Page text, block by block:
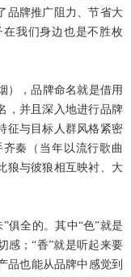
品牌推广阻力、节省大
我们身边也是不胜枚
），品牌命名就是借用
，并且深入地进行品牌
征与目标人群风格紧密
秦（当年以流行歌曲
狼与彼狼相互映衬、大
俱全的。其中“色”就是
感；“香”就是听起来要
品也能从品牌中感觉到